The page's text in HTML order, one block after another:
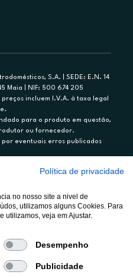
S.A. | SEDE: E.N. 14
Maia | NIF: 500 674 205
preços incluem I.V.A. à taxa legal
para o produto em questão,
ou fornecedor.
por eventuais erros publicados
em 12 meses, TAN
marca BNP Paribas Personal
se no 21 721 90 00 (dias
(Registo BdP848) atua como
e com exclusividade (registo
Política de privacidade
no nosso site a nivel de
utilizamos alguns Cookies. Para
utilizamos, veja em Ajustar.
Desempenho
Publicidade